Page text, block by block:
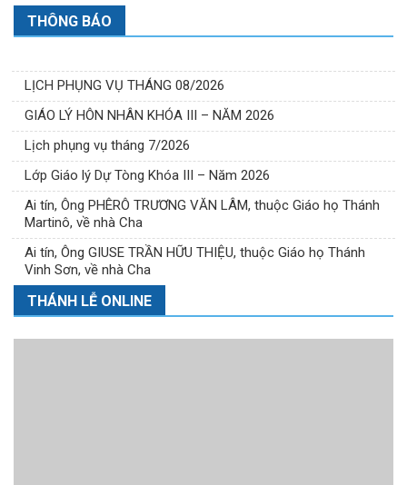
THÔNG BÁO
LỊCH PHỤNG VỤ THÁNG 08/2026
GIÁO LÝ HÔN NHÂN KHÓA III – NĂM 2026
Lịch phụng vụ tháng 7/2026
Lớp Giáo lý Dự Tòng Khóa III – Năm 2026
Ai tín, Ông PHÊRÔ TRƯƠNG VĂN LÂM, thuộc Giáo họ Thánh
Martinô, về nhà Cha
Ai tín, Ông GIUSE TRẦN HỮU THIỆU, thuộc Giáo họ Thánh
Vinh Sơn, về nhà Cha
THÁNH LỄ ONLINE